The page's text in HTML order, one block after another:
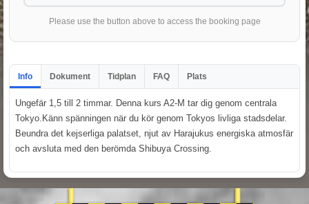
Please use the button above to access the booking page
Info Dokument Tidplan FAQ Plats
Ungefär 1,5 till 2 timmar. Denna kurs A2-M tar dig genom centrala
Tokyo.Känn spänningen när du kör genom Tokyos livliga stadsdelar.
Beundra det kejserliga palatset, njut av Harajukus energiska atmosfär
och avsluta med den berömda Shibuya Crossing.